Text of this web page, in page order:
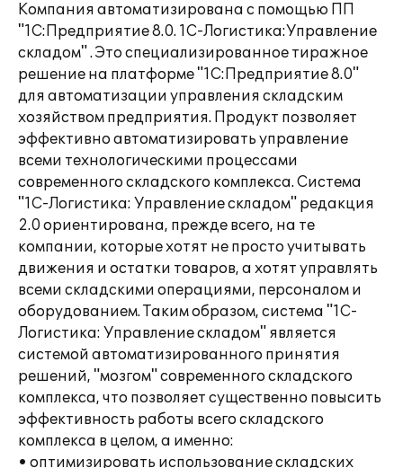
Компания автоматизирована с помощью ПП
"1С:Предприятие 8.0. 1С-Логистика:Управление
складом" . Это специализированное тиражное
решение на платформе "1С:Предприятие 8.0"
для автоматизации управления складским
хозяйством предприятия. Продукт позволяет
эффективно автоматизировать управление
всеми технологическими процессами
современного складского комплекса. Система
"1С-Логистика: Управление складом" редакция
2.0 ориентирована, прежде всего, на те
компании, которые хотят не просто учитывать
движения и остатки товаров, а хотят управлять
всеми складскими операциями, персоналом и
оборудованием. Таким образом, система "1С-
Логистика: Управление складом" является
системой автоматизированного принятия
решений, "мозгом" современного складского
комплекса, что позволяет существенно повысить
эффективность работы всего складского
комплекса в целом, а именно:
• оптимизировать использование складских